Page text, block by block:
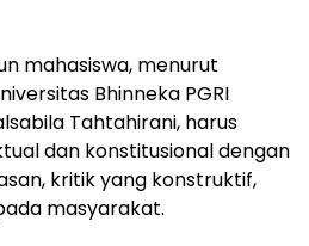
mahasiswa, menurut
Bhinneka PGRI
Tahtahirani, harus
dan konstitusional dengan
kritik yang konstruktif,
masyarakat.